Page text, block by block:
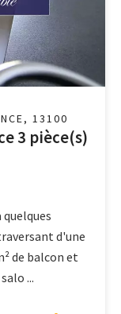
13100
3 pièce(s)
d'une
de balcon et
...